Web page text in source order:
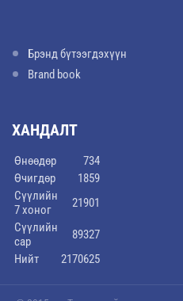
Брэнд бүтээгдэхүүн
Brand book
ХАНДАЛТ
Өнөөдөр
734
Өчигдөр
1859
Сүүлийн
7 хоног
21901
Сүүлийн
сар
89327
Нийт
2170625